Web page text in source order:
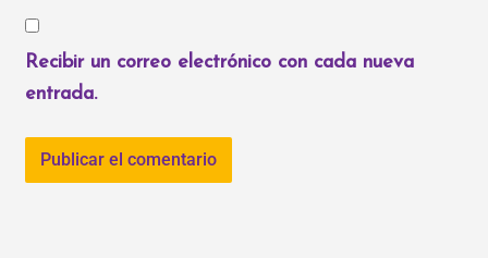
Recibir un correo electrónico con cada nueva
entrada.